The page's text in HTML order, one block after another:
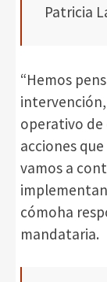
Patricia
“Hemos
operativo de
acciones
vamos a
cómoha
mandataria.